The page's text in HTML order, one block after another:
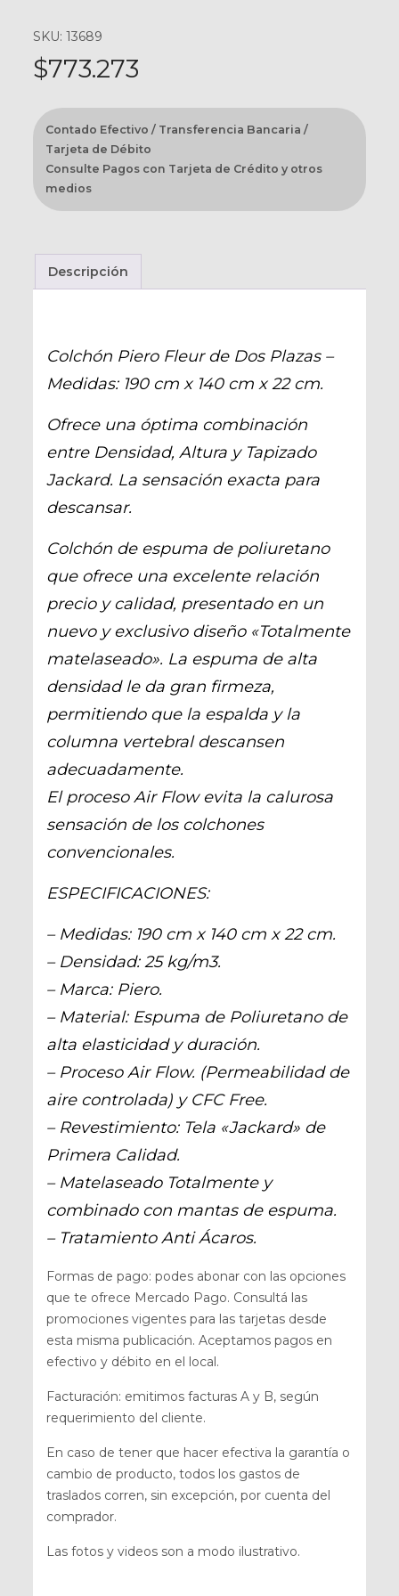
SKU: 13689
$773.273
Contado Efectivo / Transferencia Bancaria /
Tarjeta de Débito
Consulte Pagos con Tarjeta de Crédito y otros
medios
Descripción
Colchón Piero Fleur de Dos Plazas –
Medidas: 190 cm x 140 cm x 22 cm.
Ofrece una óptima combinación
entre Densidad, Altura y Tapizado
Jackard. La sensación exacta para
descansar.
Colchón de espuma de poliuretano
que ofrece una excelente relación
precio y calidad, presentado en un
nuevo y exclusivo diseño «Totalmente
matelaseado». La espuma de alta
densidad le da gran firmeza,
permitiendo que la espalda y la
columna vertebral descansen
adecuadamente.
El proceso Air Flow evita la calurosa
sensación de los colchones
convencionales.
ESPECIFICACIONES:
– Medidas: 190 cm x 140 cm x 22 cm.
– Densidad: 25 kg/m3.
– Marca: Piero.
– Material: Espuma de Poliuretano de
alta elasticidad y duración.
– Proceso Air Flow. (Permeabilidad de
aire controlada) y CFC Free.
– Revestimiento: Tela «Jackard» de
Primera Calidad.
– Matelaseado Totalmente y
combinado con mantas de espuma.
– Tratamiento Anti Ácaros.
Formas de pago: podes abonar con las opciones
que te ofrece Mercado Pago. Consultá las
promociones vigentes para las tarjetas desde
esta misma publicación. Aceptamos pagos en
efectivo y débito en el local.
Facturación: emitimos facturas A y B, según
requerimiento del cliente.
En caso de tener que hacer efectiva la garantía o
cambio de producto, todos los gastos de
traslados corren, sin excepción, por cuenta del
comprador.
Las fotos y videos son a modo ilustrativo.